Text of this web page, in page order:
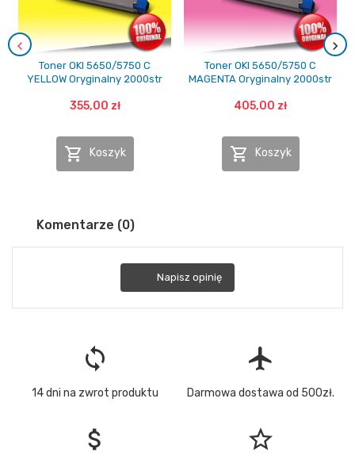
Toner OKI 5650/5750 C
YELLOW Oryginalny 2000str
355,00 zł
 Koszyk
Toner OKI 5650/5750 C
MAGENTA Oryginalny 2000str
405,00 zł
 Koszyk
Komentarze (0)
Napisz opinię
loop
14 dni na zwrot produktu
flight
Darmowa dostawa od 500zł.
attach_money star_border